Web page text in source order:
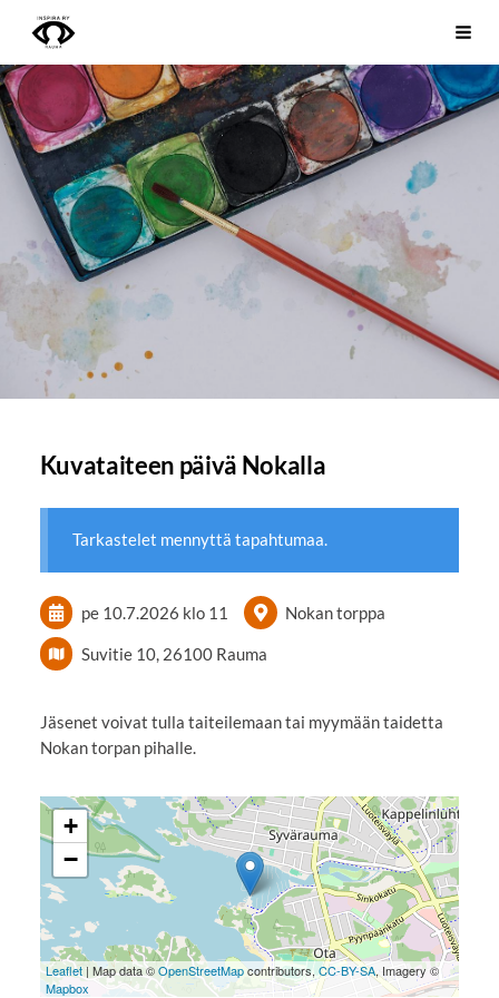
Siirry
sivun
sisältöön
Inspira ry
Kuvataiteen päivä Nokalla
Tarkastelet mennyttä tapahtumaa.
pe 10.7.2026 klo 11 Nokan torppa
Suvitie 10, 26100 Rauma
Jäsenet voivat tulla taiteilemaan tai myymään taidetta
Nokan torpan pihalle.
+
−
Leaflet| Map data ©OpenStreetMapcontributors, CC-BY-SA, Imagery ©
Mapbox